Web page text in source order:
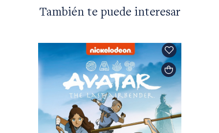
También te puede interesar